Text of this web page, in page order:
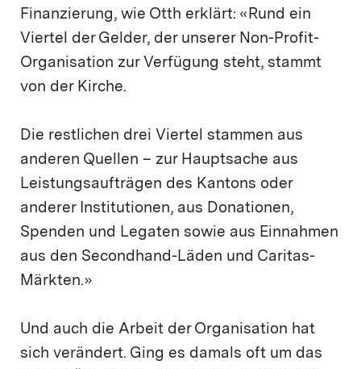
Finanzierung, wie Otth erklärt: «Rund ein
Viertel der Gelder, der unserer Non-Profit-
Organisation zur Verfügung steht, stammt
von der Kirche.
Die restlichen drei Viertel stammen aus
anderen Quellen – zur Hauptsache aus
Leistungsaufträgen des Kantons oder
anderer Institutionen, aus Donationen,
Spenden und Legaten sowie aus Einnahmen
aus den Secondhand-Läden und Caritas-
Märkten.»
Und auch die Arbeit der Organisation hat
sich verändert. Ging es damals oft um das